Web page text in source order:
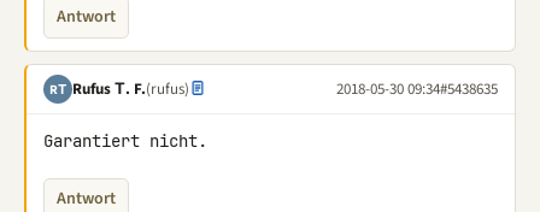
Antwort
RΤ Rufus Τ. F.(rufus) 2018-05-30 09:34#5438635
Garantiert nicht.
Antwort